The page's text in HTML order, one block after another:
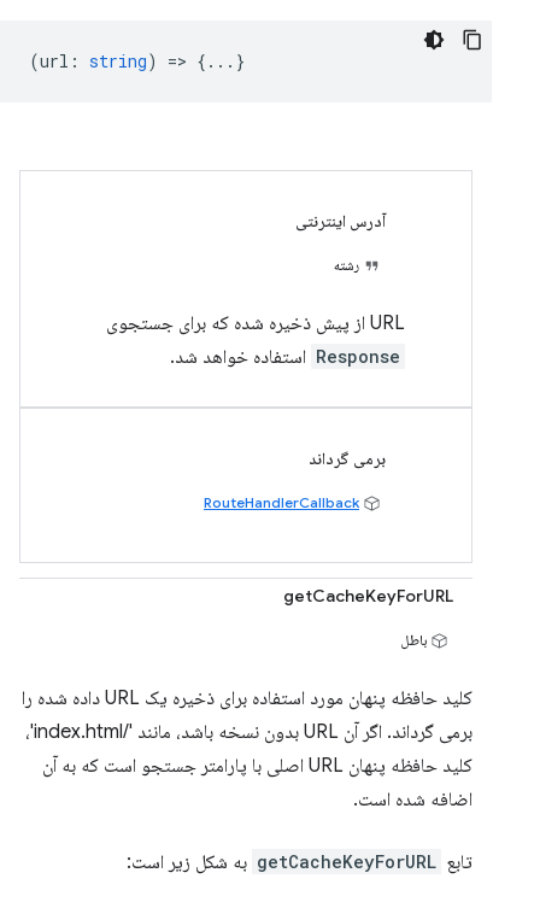
(url : string) => {...}
آدرس اینترنتی
رشته
URL از پیش ذخیره شده که برای جستجوی
Response استفاده خواهد شد.
برمی گرداند
RouteHandlerCallback
getCacheKeyForURL
باطل
کلید حافظه پنهان مورد استفاده برای ذخیره یک URL داده شده را
برمی گرداند. اگر آن URL بدون نسخه باشد، مانند '/index.html'،
کلید حافظه پنهان URL اصلی با پارامتر جستجو است که به آن
اضافه شده است.
تابع getCacheKeyForURL به شکل زیر است: